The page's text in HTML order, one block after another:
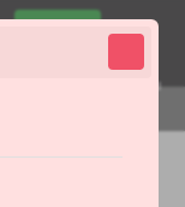
Menu